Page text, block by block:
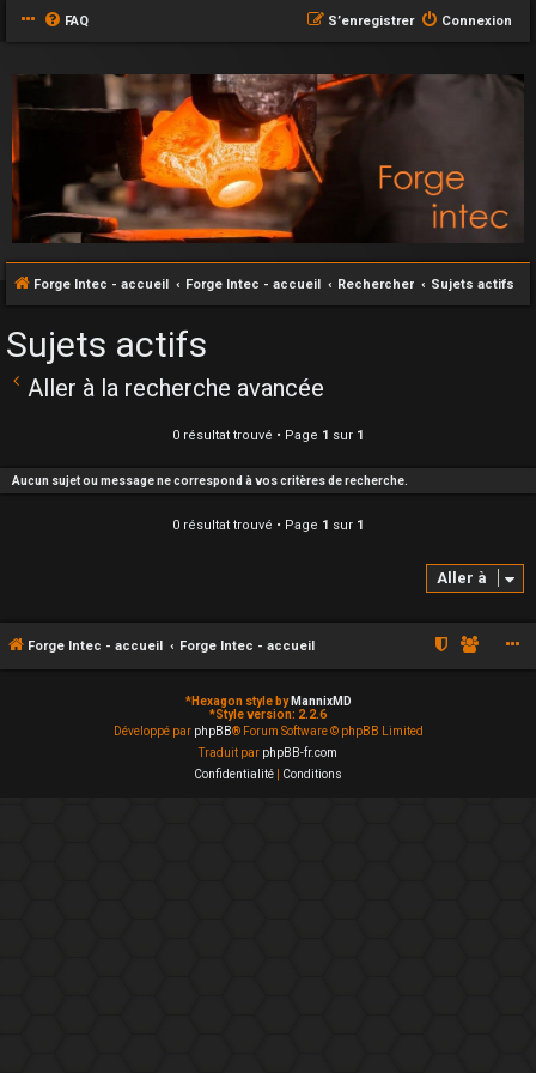
FAQ Connexion
S’enregistrer
Forge Intec - accueil Forge Intec - accueil Rechercher Sujets actifs
Sujets actifs
Aller à la recherche avancée
0 résultat trouvé • Page 1 sur 1
Aucun sujet ou message ne correspond à vos critères de recherche.
0 résultat trouvé • Page 1 sur 1
Aller à
Forge Intec - accueil Forge Intec - accueil
*Hexagon style by MannixMD
*Style version: 2.2.6
Développé par phpBB® Forum Software © phpBB Limited
Traduit par phpBB-fr.com
Confidentialité
Conditions